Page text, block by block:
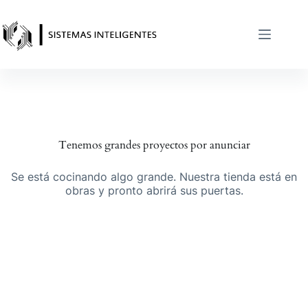
contenido
Tenemos grandes proyectos por anunciar
Se está cocinando algo grande. Nuestra tienda está en
obras y pronto abrirá sus puertas.